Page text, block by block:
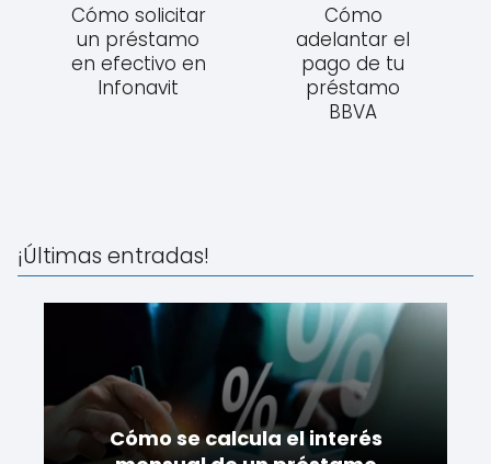
Cómo solicitar
un préstamo
en efectivo en
Infonavit
Cómo
adelantar el
pago de tu
préstamo
BBVA
¡Últimas entradas!
Cómo se calcula el interés